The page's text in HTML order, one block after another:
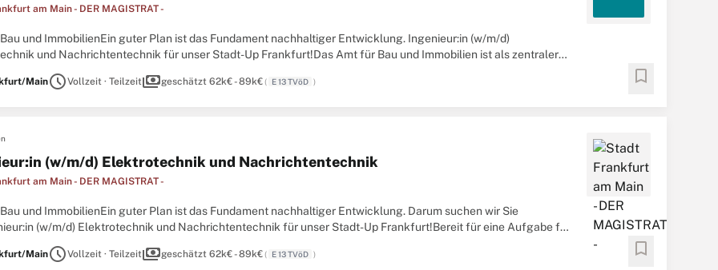
am Main - DER MAGISTRAT -
und ImmobilienEin guter Plan ist das Fundament nachhaltiger Entwicklung. Ingenieur:in (w/m/d)
und Nachrichtentechnik für unser Stadt-Up Frankfurt!Das Amt für Bau und Immobilien ist als zentraler
MainscheduleVollzeit · Teilzeitpaymentsgeschätzt 62k€ - 89k€( E 13 TVöD ) bookmark
(w/m/d) Elektrotechnik und Nachrichtentechnik
am Main - DER MAGISTRAT -
und ImmobilienEin guter Plan ist das Fundament nachhaltiger Entwicklung. Darum suchen wir Sie
(w/m/d) Elektrotechnik und Nachrichtentechnik für unser Stadt-Up Frankfurt!Bereit für eine Aufgabe für
MainscheduleVollzeit · Teilzeitpaymentsgeschätzt 62k€ - 89k€( E 13 TVöD ) bookmark